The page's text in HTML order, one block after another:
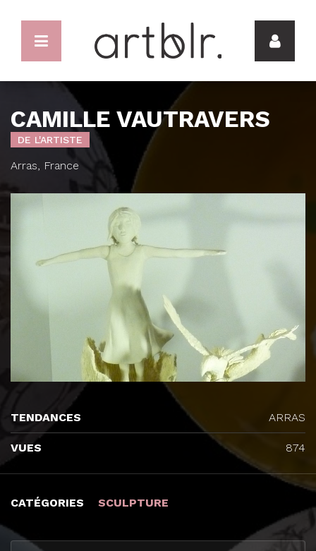
CAMILLE VAUTRAVERS
DE L'ARTISTE
Arras, France
CATÉGORIES SCULPTURE
TENDANCES ARRAS
VUES 874